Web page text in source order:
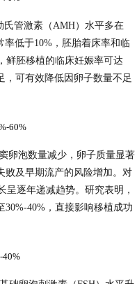
氏管激素（AMH）水平多在
低于10%，胚胎着床率和临
鲜胚移植的临床妊娠率可达
，可有效降低因卵子数量不足
60%
卵泡数量减少，卵子质量显著
败及早期流产的风险增加。对
呈逐年递减趋势。研究表明，
30%-40%，直接影响移植成功
40%